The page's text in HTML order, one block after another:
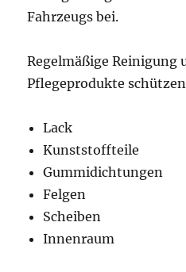
Fahrzeugs bei.
Regelmäßige Reinigung
Pflegeprodukte
Lack
Kunststoffteile
Gummidichtungen
Felgen
Scheiben
Innenraum